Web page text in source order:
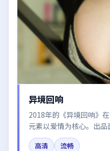
异境回响
2018年的《异境回响》
元素以爱情为核心。出
宇、周迅所饰角色推动
高清
流畅